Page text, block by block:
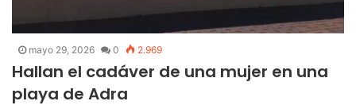
mayo 29, 2026 0 2.969
Hallan el cadáver de una mujer en una
playa de Adra